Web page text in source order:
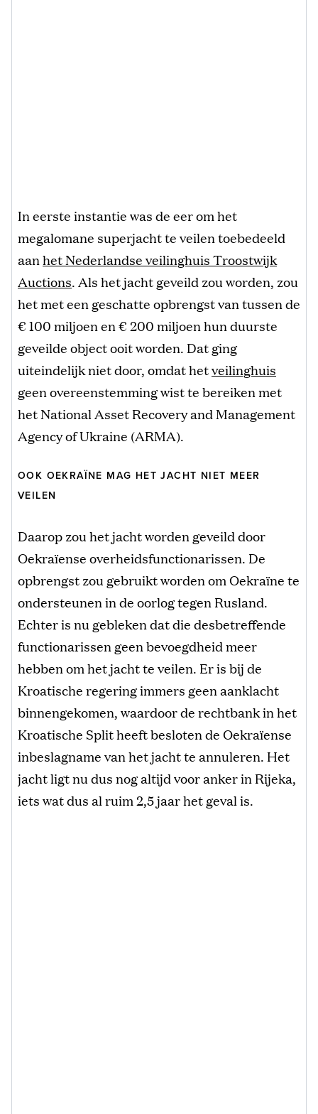
In eerste instantie was de eer om het
megalomane superjacht te veilen toebedeeld
aanhet Nederlandse veilinghuis Troostwijk
Auctions. Als het jacht geveild zou worden, zou
het met een geschatte opbrengst van tussen de
€ 100 miljoen en € 200 miljoen hun duurste
geveilde object ooit worden. Dat ging
uiteindelijk niet door, omdat hetveilinghuis
geen overeenstemming wist te bereiken met
het National Asset Recovery and Management
Agency of Ukraine (ARMA).
OOK OEKRAÏNE MAG HET JACHT NIET MEER
VEILEN
Daarop zou het jacht worden geveild door
Oekraïense overheidsfunctionarissen. De
opbrengst zou gebruikt worden om Oekraïne te
ondersteunen in de oorlog tegen Rusland.
Echter is nu gebleken dat die desbetreffende
functionarissen geen bevoegdheid meer
hebben om het jacht te veilen. Er is bij de
Kroatische regering immers geen aanklacht
binnengekomen, waardoor de rechtbank in het
Kroatische Split heeft besloten de Oekraïense
inbeslagname van het jacht te annuleren. Het
jacht ligt nu dus nog altijd voor anker in Rijeka,
iets wat dus al ruim 2,5 jaar het geval is.